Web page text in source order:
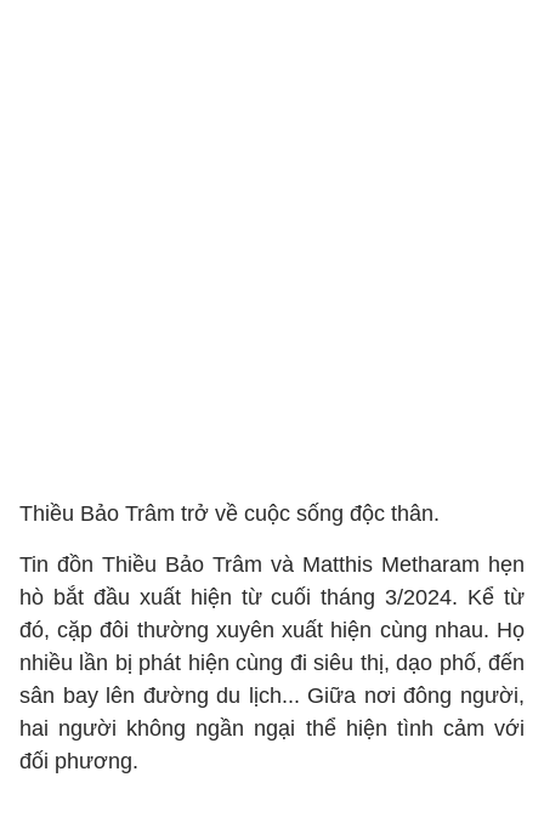
Thiều Bảo Trâm trở về cuộc sống độc thân.
Tin đồn Thiều Bảo Trâm và Matthis Metharam hẹn
hò bắt đầu xuất hiện từ cuối tháng 3/2024. Kể từ
đó, cặp đôi thường xuyên xuất hiện cùng nhau. Họ
nhiều lần bị phát hiện cùng đi siêu thị, dạo phố, đến
sân bay lên đường du lịch... Giữa nơi đông người,
hai người không ngần ngại thể hiện tình cảm với
đối phương.